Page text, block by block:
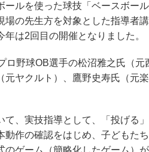
ルを使った球技「ベースボー
の先生方を対象とした指導者
は2回目の開催となりました。
野球OB選手の松沼雅之氏（
元ヤクルト）、鷹野史寿氏（元
、実技指導として、「投げる
作の確認をはじめ、子どもた
ゲーム（簡略化したゲーム）